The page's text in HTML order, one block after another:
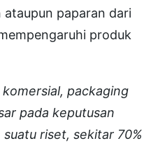
paparan dari
produk
packaging
pada keputusan
riset, sekitar 70%